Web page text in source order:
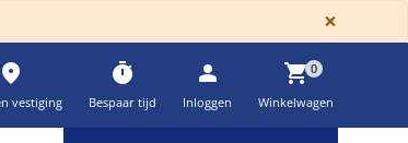
×
place
vestiging
timer
Bespaar tijd
person
Inloggen
shopping_cart0
Winkelwagen